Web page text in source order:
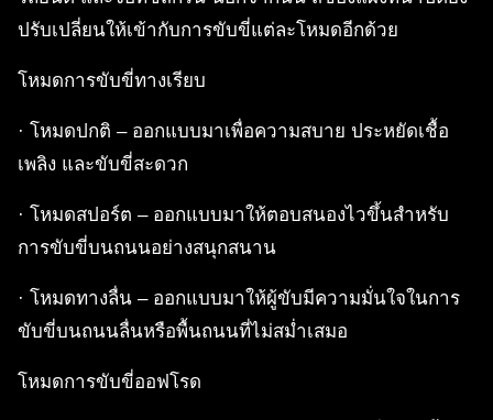
ปรับเปลี่ยนให้เข้ากับการขับขี่แต่ละโหมดอีกด้วย
โหมดการขับขี่ทางเรียบ
· โหมดปกติ – ออกแบบมาเพื่อความสบาย ประหยัดเชื้อ
เพลิง และขับขี่สะดวก
· โหมดสปอร์ต – ออกแบบมาให้ตอบสนองไวขึ้นสำหรับ
การขับขี่บนถนนอย่างสนุกสนาน
· โหมดทางลื่น – ออกแบบมาให้ผู้ขับมีความมั่นใจในการ
ขับขี่บนถนนลื่นหรือพื้นถนนที่ไม่สม่ำเสมอ
โหมดการขับขี่ออฟโรด